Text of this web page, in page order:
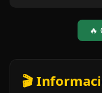
🔥
🎬